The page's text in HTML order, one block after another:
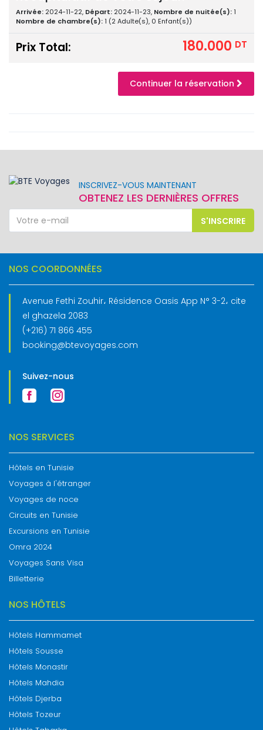
Arrivée: 2024-11-22, Départ: 2024-11-23, Nombre de nuitée(s):1
Nombre de chambre(s):1 (2 Adulte(s), 0 Enfant(s))
Prix Total: 180.000 DT
Continuer la réservation
INSCRIVEZ-VOUS MAINTENANT
OBTENEZ LES DERNIÈRES OFFRES
S'INSCRIRE
NOS COORDONNÉES
Avenue Fethi Zouhir، Résidence Oasis App N° 3-2، cite
el ghazela 2083
(+216) 71 866 455
booking@btevoyages.com
Suivez-nous
NOS SERVICES
Hôtels en Tunisie
Voyages à l'étranger
Voyages de noce
Circuits en Tunisie
Excursions en Tunisie
Omra 2024
Voyages Sans Visa
Billetterie
NOS HÔTELS
Hôtels Hammamet
Hôtels Sousse
Hôtels Monastir
Hôtels Mahdia
Hôtels Djerba
Hôtels Tozeur